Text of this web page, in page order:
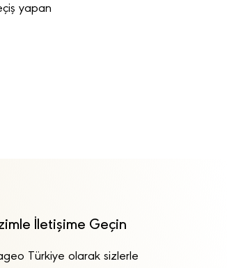
yapan
İletişime Geçin
Türkiye olarak sizlerle